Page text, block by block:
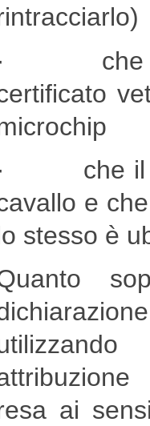
che il
che il
e
stesso è
ai